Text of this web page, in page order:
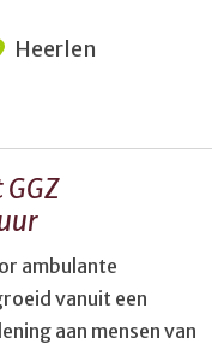
Heerlen
ambulante
vanuit een
aan mensen van